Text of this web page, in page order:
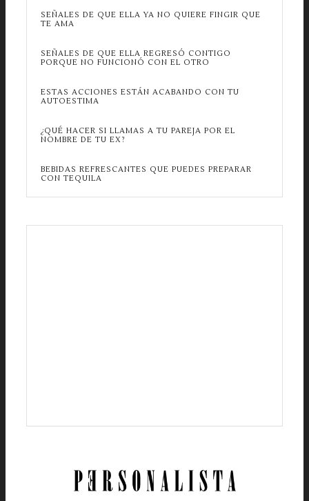
SEÑALES DE QUE ELLA YA NO QUIERE FINGIR QUE
TE AMA
SEÑALES DE QUE ELLA REGRESÓ CONTIGO
PORQUE NO FUNCIONÓ CON EL OTRO
ESTAS ACCIONES ESTÁN ACABANDO CON TU
AUTOESTIMA
¿QUÉ HACER SI LLAMAS A TU PAREJA POR EL
NOMBRE DE TU EX?
BEBIDAS REFRESCANTES QUE PUEDES PREPARAR
CON TEQUILA